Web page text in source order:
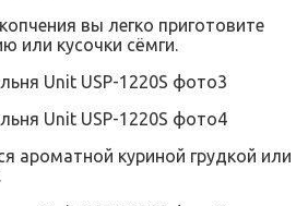
вы легко приготовите
или кусочки сёмги.
ароматной куриной грудкой или